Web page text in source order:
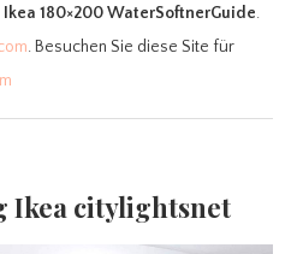
180×200 WaterSoftnerGuide.
. Besuchen Sie diese Site für
Ikea citylightsnet